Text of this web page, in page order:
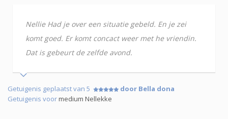
Nellie Had je over een situatie gebeld. En je zei
komt goed. Er komt concact weer met he vriendin.
Dat is gebeurt de zelfde avond.
Getuigenis geplaatst van 5
door Bella dona
Getuigenis voormedium Nellekke